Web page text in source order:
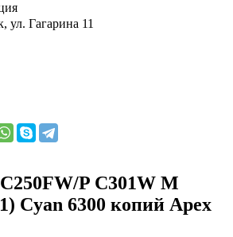
ул. Гагарина 11
P C301W M
Cyan 6300 копий Apex